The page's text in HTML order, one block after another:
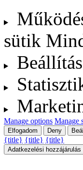
sütik
Manage options Manage
Elfogadom Deny
{title} {title} {title}
Adatkezelési hozzájárulás